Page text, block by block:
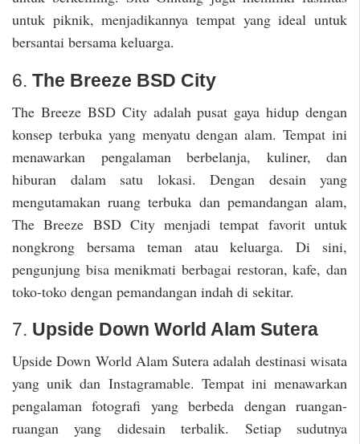
untuk piknik, menjadikannya tempat yang ideal untuk
bersantai bersama keluarga.
6. The Breeze BSD City
The Breeze BSD City adalah pusat gaya hidup dengan
konsep terbuka yang menyatu dengan alam. Tempat ini
menawarkan pengalaman berbelanja, kuliner, dan
hiburan dalam satu lokasi. Dengan desain yang
mengutamakan ruang terbuka dan pemandangan alam,
The Breeze BSD City menjadi tempat favorit untuk
nongkrong bersama teman atau keluarga. Di sini,
pengunjung bisa menikmati berbagai restoran, kafe, dan
toko-toko dengan pemandangan indah di sekitar.
7. Upside Down World Alam Sutera
Upside Down World Alam Sutera adalah destinasi wisata
yang unik dan Instagramable. Tempat ini menawarkan
pengalaman fotografi yang berbeda dengan ruangan-
ruangan yang didesain terbalik. Setiap sudutnya